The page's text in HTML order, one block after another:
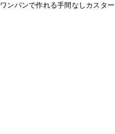
ワンパンで作れる手間なしカスタ